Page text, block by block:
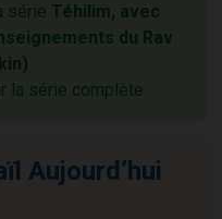
série Téhilim, avec
du Rav
:
la série complète
Aujourd’hui